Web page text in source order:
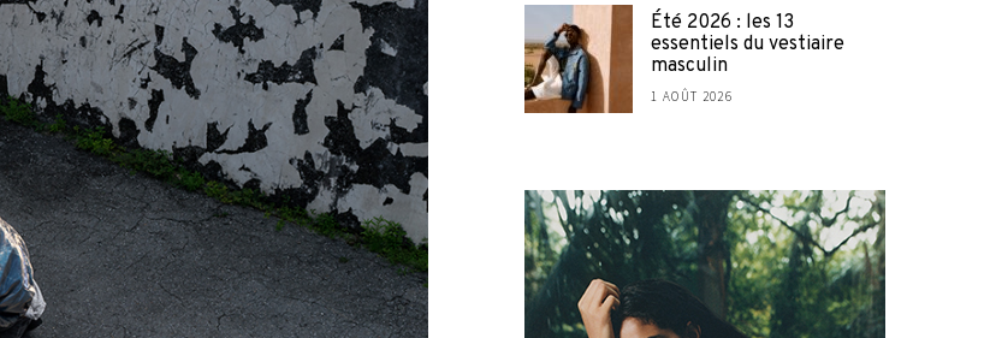
Été 2026 : les 13
essentiels du vestiaire
masculin
1 AOÛT 2026